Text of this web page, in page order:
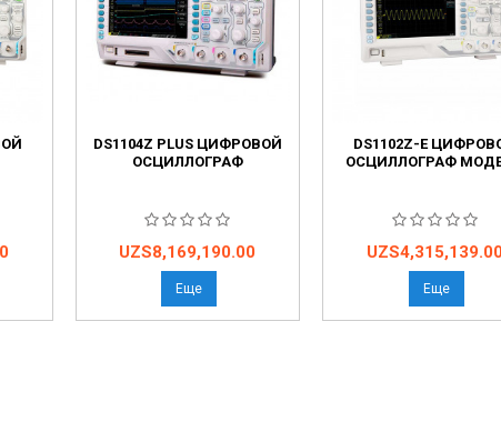
DS1104Z PLUS ЦИФРОВОЙ
ОСЦИЛЛОГРАФ
Цена
UZS8,169,190.00
Еще
DS1102Z-E
ОСЦИЛЛОГРАФ
Цена
Еще